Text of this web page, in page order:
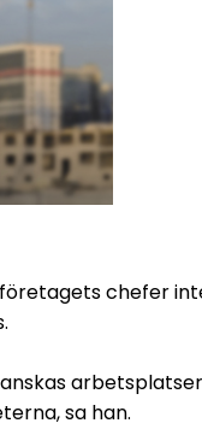
företagets chefer
sa han.